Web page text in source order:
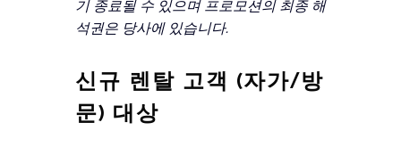
기 종료될 수 있으며 프로모션의 최종 해
석권은 당사에 있습니다.
신규 렌탈 고객 (자가/방
문) 대상